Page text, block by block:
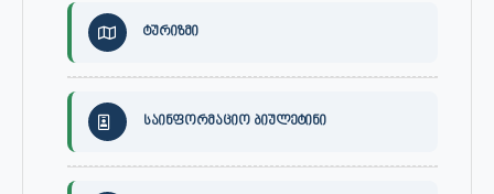
ტურიზმი
საინფორმაციო ბიულეტინი